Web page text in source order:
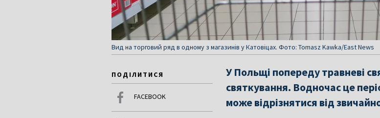
Вид на торговий ряд в одному з магазинів у Катовіцах. Фото: Tomasz Kawka/East News
ПОДІЛИТИСЯ
FACEBOOK
У Польщі попереду травневі
святкування. Водночас це
може відрізнятися від